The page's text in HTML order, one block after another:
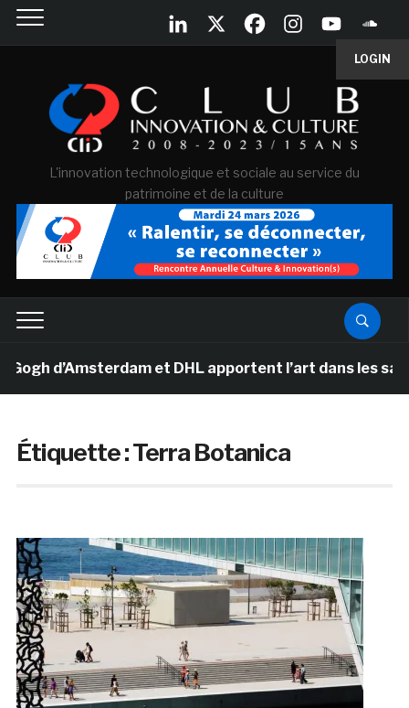
LOGIN
L'innovation technologique et sociale au service du
patrimoine et de la culture
d’Amsterdam et DHL apportent l’art dans les salles
Étiquette :Terra Botanica